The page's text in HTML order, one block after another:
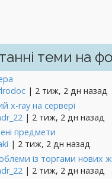
теми на
| 2 тиж, 2 дн назад
x-ray на сервері
| 2 тиж, 2 дн назад
предмети
| 2 тиж, 2 дн назад
із торгами нових
| 2 тиж, 2 дн назад